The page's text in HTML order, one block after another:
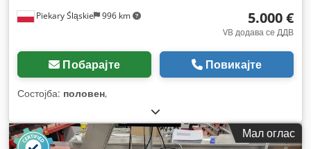
Piekary Śląskie 996 km 5.000 €
VB додава се ДДВ
Побарајте Повикајте
Состојба: половен,
Мал оглас